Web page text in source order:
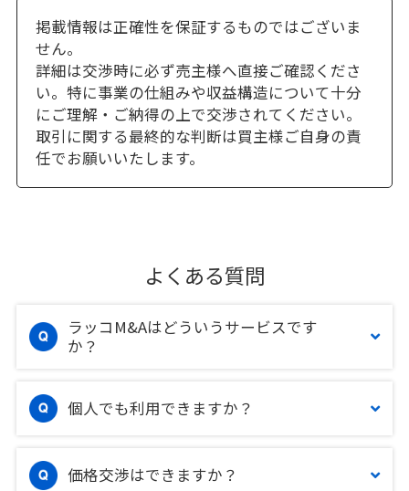
掲載情報は正確性を保証するものではございま
せん。
詳細は交渉時に必ず売主様へ直接ご確認くださ
い。特に事業の仕組みや収益構造について十分
にご理解・ご納得の上で交渉されてください。
取引に関する最終的な判断は買主様ご自身の責
任でお願いいたします。
よくある質問
ラッコM&Aはどういうサービスです
か？
個人でも利用できますか？
価格交渉はできますか？